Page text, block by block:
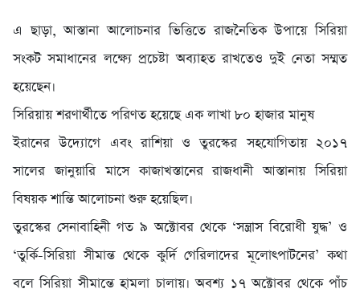
এ ছাড়া, আস্তানা আলোচনার ভিত্তিতে রাজনৈতিক উপায়ে সিরিয়া
সংকট সমাধানের লক্ষ্যে প্রচেষ্টা অব্যাহত রাখতেও দুই নেতা সম্মত
হয়েছেন।
সিরিয়ায় শরণার্থীতে পরিণত হয়েছে এক লাখা ৮০ হাজার মানুষ
ইরানের উদ্যোগে এবং রাশিয়া ও তুরস্কের সহযোগিতায় ২০১৭
সালের জানুয়ারি মাসে কাজাখস্তানের রাজধানী আস্তানায় সিরিয়া
বিষয়ক শান্তি আলোচনা শুরু হয়েছিল।
তুরস্কের সেনাবাহিনী গত ৯ অক্টোবর থেকে ‘সন্ত্রাস বিরোধী যুদ্ধ’ ও
‘তুর্কি-সিরিয়া সীমান্ত থেকে কুর্দি গেরিলাদের মূলোৎপাটনের’ কথা
বলে সিরিয়া সীমান্তে হামলা চালায়। অবশ্য ১৭ অক্টোবর থেকে পাঁচ